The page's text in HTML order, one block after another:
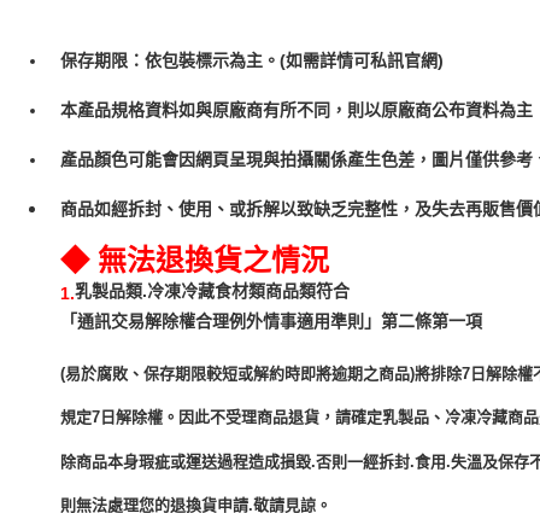
保存期限：依包裝標示為主。(如需詳情可私訊官網)
本產品規格資料如與原廠商有所不同，則以原廠商公布資料為主
產品顏色可能會因網頁呈現與拍攝關係產生色差，圖片僅供參
商品如經拆封、使用、或拆解以致缺乏完整性，及失去再販售
◆ 無法退換貨之情況
1.乳製品類.冷凍冷藏食材類商品類符合
「通訊交易解除權合理例外情事適用準則」第二條第一項
(易於腐敗、保存期限較短或解約時即將逾期之商品)將排除7日解除權
規定7日解除權。因此不受理商品退貨，請確定乳製品、冷凍冷藏商
除商品本身瑕疵或運送過程造成損毀.否則一經拆封.食用.失溫及保存